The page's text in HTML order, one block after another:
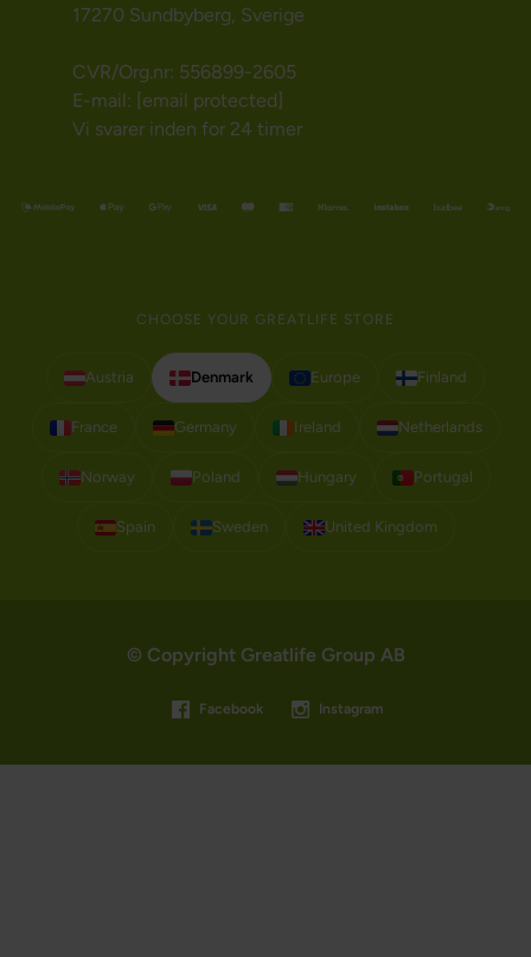
17270 Sundbyberg, Sverige
CVR/Org.nr: 556899-2605
E-mail: [email protected]
Vi svarer inden for 24 timer
CHOOSE YOUR GREATLIFE STORE
Austria Denmark Europe Finland
France Germany Ireland Netherlands
Norway Poland Hungary Portugal
Spain Sweden United Kingdom
© Copyright Greatlife Group AB
Facebook Instagram